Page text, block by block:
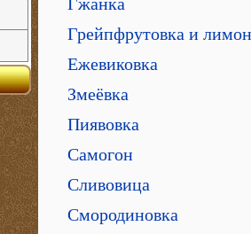
Грейпфрутовка и
Ежевиковка
Змеёвка
Пиявовка
Самогон
Сливовица
Смородиновка